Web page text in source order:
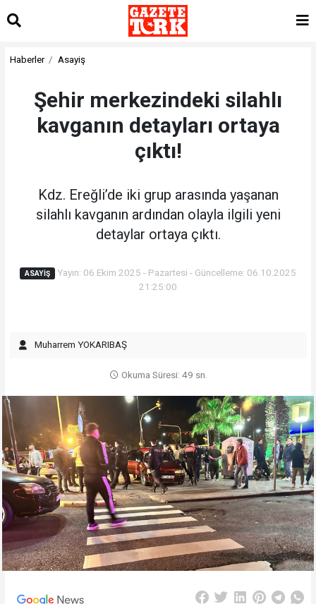
Haberler Asayiş
Şehir merkezindeki silahlı
kavganın detayları ortaya
çıktı!
Kdz. Ereğli’de iki grup arasında yaşanan
silahlı kavganın ardından olayla ilgili yeni
detaylar ortaya çıktı.
ASAYIŞ Yayın: 06 Ekim 2025 - Pazartesi - Güncelleme: 06.10.2025
21:25:00
Muharrem YOKARIBAŞ
Okuma Süresi: 49 sn.